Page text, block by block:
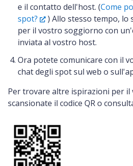
e il contatto dell'host. (Come
spot?
) Allo stesso tempo, lo
per il vostro soggiorno con
inviata al vostro host.
Ora potete comunicare con il
chat degli spot sul web o
Per trovare altre ispirazioni per il
scansionate il codice QR o